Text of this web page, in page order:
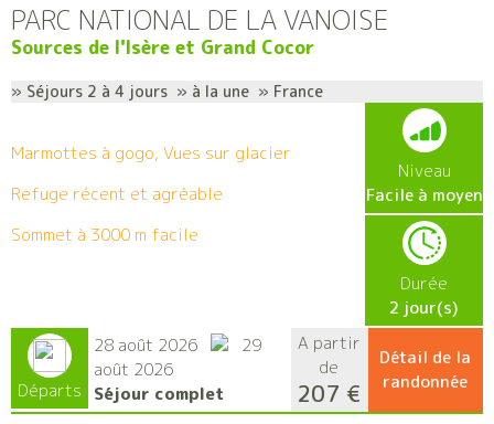
PARC NATIONAL DE LA VANOISE
Sources de l'Isère et Grand Cocor
» Séjours 2 à 4 jours » à la une » France
Marmottes à gogo, Vues sur glacier
Refuge récent et agréable
Sommet à 3000 m facile
Niveau
Facile à moyen
Durée
2 jour(s)
Départs
28 août 2026
29
août 2026
Séjour complet
A partir
de
207 €
Détail de la
randonnée